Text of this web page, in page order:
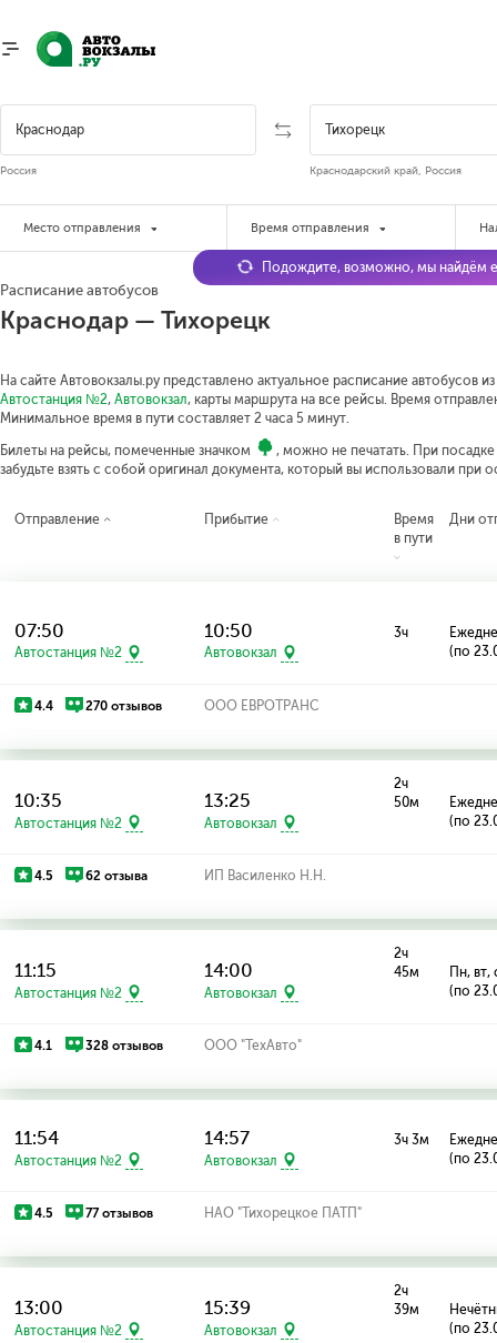
Россия Краснодарский край, Россия
Место отправления Время отправления
Расписание автобусов
Краснодар — Тихорецк
На сайте Автовокзалы.ру представлено актуальное расписание автобусов
Автостанция №2, Автовокзал, карты маршрута на все рейсы. Время
Минимальное время в пути составляет 2 часа 5 минут.
Билеты на рейсы, помеченные значком
, можно не печатать. При
забудьте взять с собой оригинал документа, который вы использовали при
Подождите, возможно, мы найдём
Отправление Прибытие
Время
в пути
Дни
07:50
Автостанция №2
10:50
Автовокзал
3ч
(по
4.4 270 отзывов ООО ЕВРОТРАНС
10:35
Автостанция №2
13:25
Автовокзал
2ч
50м
(по
4.5 62 отзыва ИП Василенко Н.Н.
11:15
Автостанция №2
14:00
Автовокзал
2ч
45м
Пн, вт,
(по
4.1 328 отзывов ООО "ТехАвто"
11:54
Автостанция №2
14:57
Автовокзал
3ч 3м
(по
4.5 77 отзывов НАО "Тихорецкое ПАТП"
13:00
Автостанция №2
15:39
Автовокзал
2ч
39м
(по